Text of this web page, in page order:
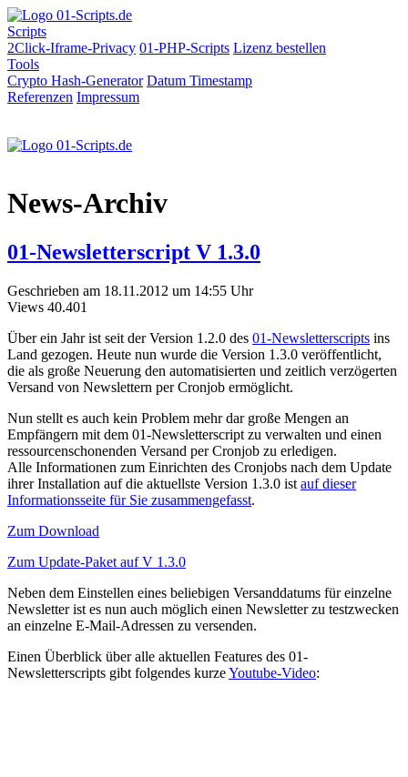
Scripts
2Click-Iframe-Privacy 01-PHP-Scripts Lizenz bestellen
Tools
Crypto Hash-Generator Datum Timestamp
Referenzen Impressum
News-Archiv
01-Newsletterscript V 1.3.0
Geschrieben am 18.11.2012 um 14:55 Uhr
Views 40.401
Über ein Jahr ist seit der Version 1.2.0 des 01-Newsletterscripts ins
Land gezogen. Heute nun wurde die Version 1.3.0 veröffentlicht,
die als große Neuerung den automatisierten und zeitlich verzögerten
Versand von Newslettern per Cronjob ermöglicht.
Nun stellt es auch kein Problem mehr dar große Mengen an
Empfängern mit dem 01-Newsletterscript zu verwalten und einen
ressourcenschonenden Versand per Cronjob zu erledigen.
Alle Informationen zum Einrichten des Cronjobs nach dem Update
ihrer Installation auf die aktuellste Version 1.3.0 ist auf dieser
Informationsseite für Sie zusammengefasst.
Zum Download
Zum Update-Paket auf V 1.3.0
Neben dem Einstellen eines beliebigen Versanddatums für einzelne
Newsletter ist es nun auch möglich einen Newsletter zu testzwecken
an einzelne E-Mail-Adressen zu versenden.
Einen Überblick über alle aktuellen Features des 01-
Newsletterscripts gibt folgendes kurzeYoutube-Video: